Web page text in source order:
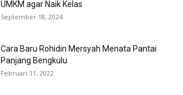
UMKM agar Naik Kelas
September 18, 2024
Cara Baru Rohidin Mersyah Menata Pantai
Panjang Bengkulu
Februari 11, 2022